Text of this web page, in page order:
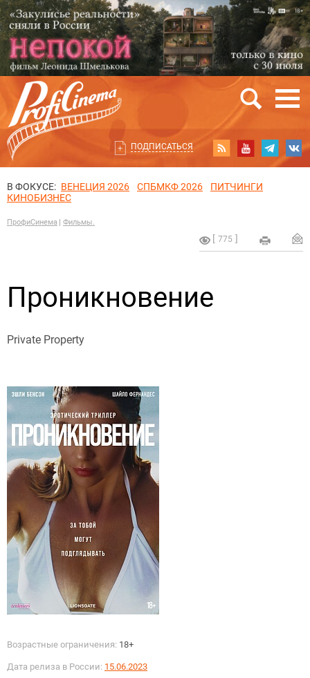
ПОДПИСАТЬСЯ
В ФОКУСЕ: ВЕНЕЦИЯ 2026 СПБМКФ 2026
ПИТЧИНГИ
КИНОБИЗНЕС
ПрофиСинема Фильмы.
775
Проникновение
Private Property
Возрастные ограничения: 18+
Дата релиза в России: 15.06.2023